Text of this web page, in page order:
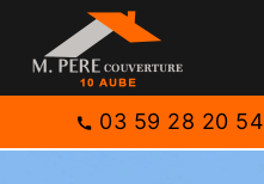
03 59 28 20 54